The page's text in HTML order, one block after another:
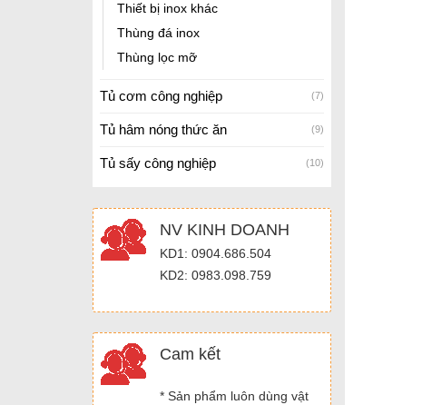
Thiết bị inox khác
Thùng đá inox
Thùng lọc mỡ
Tủ cơm công nghiệp (7)
Tủ hâm nóng thức ăn (9)
Tủ sấy công nghiệp (10)
NV KINH DOANH
KD1: 0904.686.504
KD2: 0983.098.759
Cam kết
* Sản phẩm luôn dùng vật